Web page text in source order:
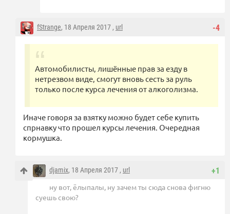
-4
fStrange, 18 Апреля 2017 , url
Автомобилисты, лишённые прав за езду в
нетрезвом виде, смогут вновь сесть за руль
только после курса лечения от алкоголизма.
Иначе говоря за взятку можно будет себе купить
спрнавку что прошел курсы лечения. Очередная
кормушка.
+1
djamix, 18 Апреля 2017 , url
ну вот, ёлыпалы, ну зачем ты сюда снова фигню
суешь свою?